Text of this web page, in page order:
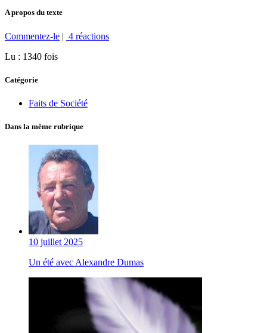
A propos du texte
Commentez-le | 4 réactions
Lu : 1340 fois
Catégorie
Faits de Société
Dans la même rubrique
10 juillet 2025
Un été avec Alexandre Dumas